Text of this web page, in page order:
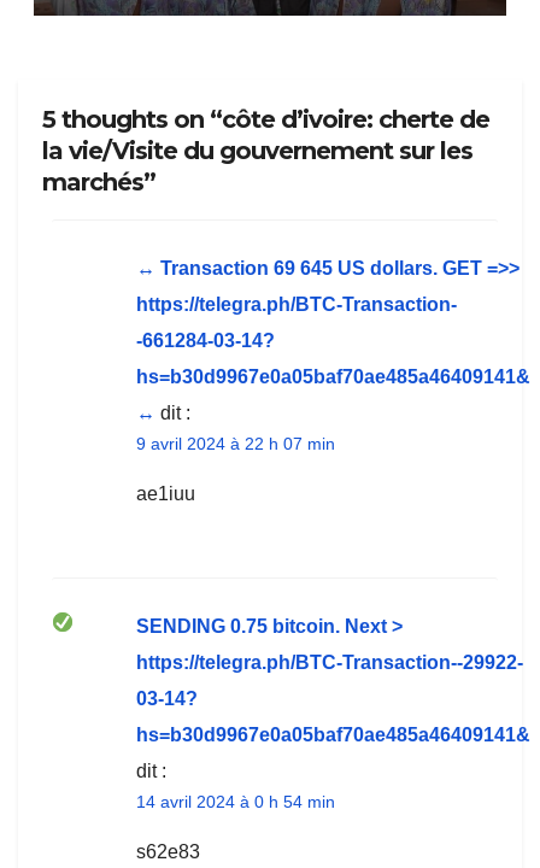
5 thoughts on “côte d’ivoire: cherte de
la vie/Visite du gouvernement sur les
marchés”
↔ Transaction 69 645 US dollars. GЕТ =>>
https://telegra.ph/BTC-Transaction-
-661284-03-14?
hs=b30d9967e0a05baf70ae485a46409141&
↔ dit :
9 avril 2024 à 22 h 07 min
ae1iuu
SЕNDING 0.75 bitсоin. Next >
https://telegra.ph/BTC-Transaction--29922-
03-14?
hs=b30d9967e0a05baf70ae485a46409141&
dit :
14 avril 2024 à 0 h 54 min
s62e83